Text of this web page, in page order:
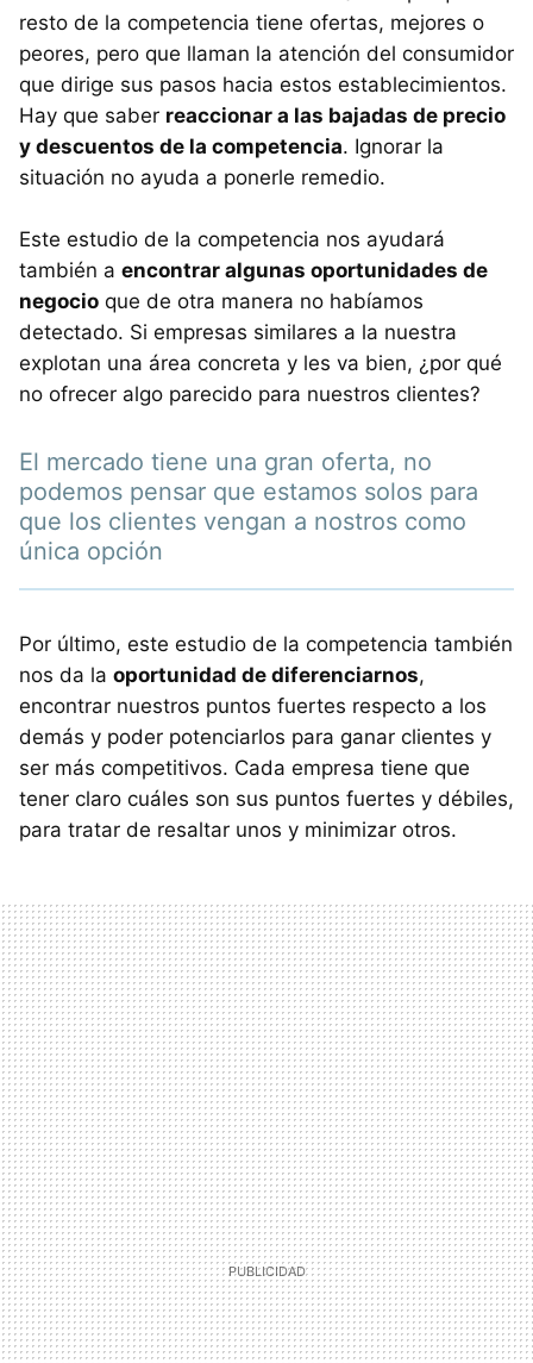
resto de la competencia tiene ofertas, mejores o
peores, pero que llaman la atención del consumidor
que dirige sus pasos hacia estos establecimientos.
Hay que saber reaccionar a las bajadas de precio
y descuentos de la competencia. Ignorar la
situación no ayuda a ponerle remedio.
Este estudio de la competencia nos ayudará
también a encontrar algunas oportunidades de
negocio que de otra manera no habíamos
detectado. Si empresas similares a la nuestra
explotan una área concreta y les va bien, ¿por qué
no ofrecer algo parecido para nuestros clientes?
El mercado tiene una gran oferta, no
podemos pensar que estamos solos para
que los clientes vengan a nostros como
única opción
Por último, este estudio de la competencia también
nos da la oportunidad de diferenciarnos,
encontrar nuestros puntos fuertes respecto a los
demás y poder potenciarlos para ganar clientes y
ser más competitivos. Cada empresa tiene que
tener claro cuáles son sus puntos fuertes y débiles,
para tratar de resaltar unos y minimizar otros.